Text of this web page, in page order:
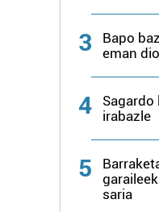
3
Bapo
eman
4
Sagardo
irabazle
5
saria